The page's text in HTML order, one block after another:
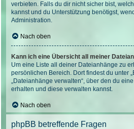
verbieten. Falls du dir nicht sicher bist,
kannst und du Unterstützung benötigst,
Administration.
Nach oben
Kann ich eine Übersicht all meiner
Um eine Liste all deiner Dateianhänge zu
persönlichen Bereich. Dort findest du unter
„Dateianhänge verwalten“, über den du
erhalten und diese verwalten kannst.
Nach oben
phpBB betreffende Fragen